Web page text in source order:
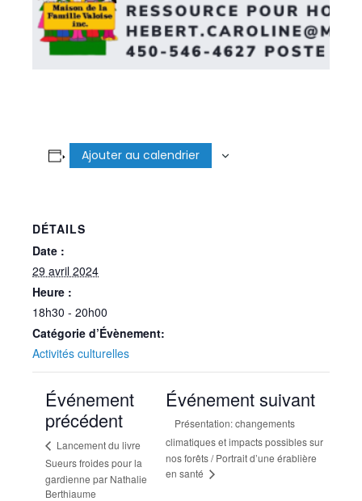
Ajouter au calendrier
DÉTAILS
Date :
29 avril 2024
Heure :
18h30 - 20h00
Catégorie d’Évènement:
Activités culturelles
Événement
précédent
Lancement du livre
Sueurs froides pour la
gardienne par Nathalie
Berthiaume
Événement suivant
Présentation: changements
climatiques et impacts possibles sur
nos forêts / Portrait d’une érablière
en santé